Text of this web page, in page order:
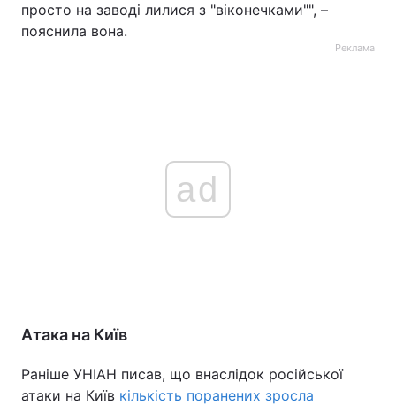
просто на заводі лилися з "віконечками"", –
пояснила вона.
Реклама
ad
Атака на Київ
Раніше УНІАН писав, що внаслідок російської
атаки на Київ кількість поранених зросла